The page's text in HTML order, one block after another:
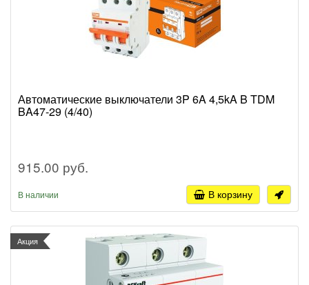
Автоматические выключатели 3P 6A 4,5kA B TDM
BA47-29 (4/40)
915.00 руб.
В наличии В корзину
Акция